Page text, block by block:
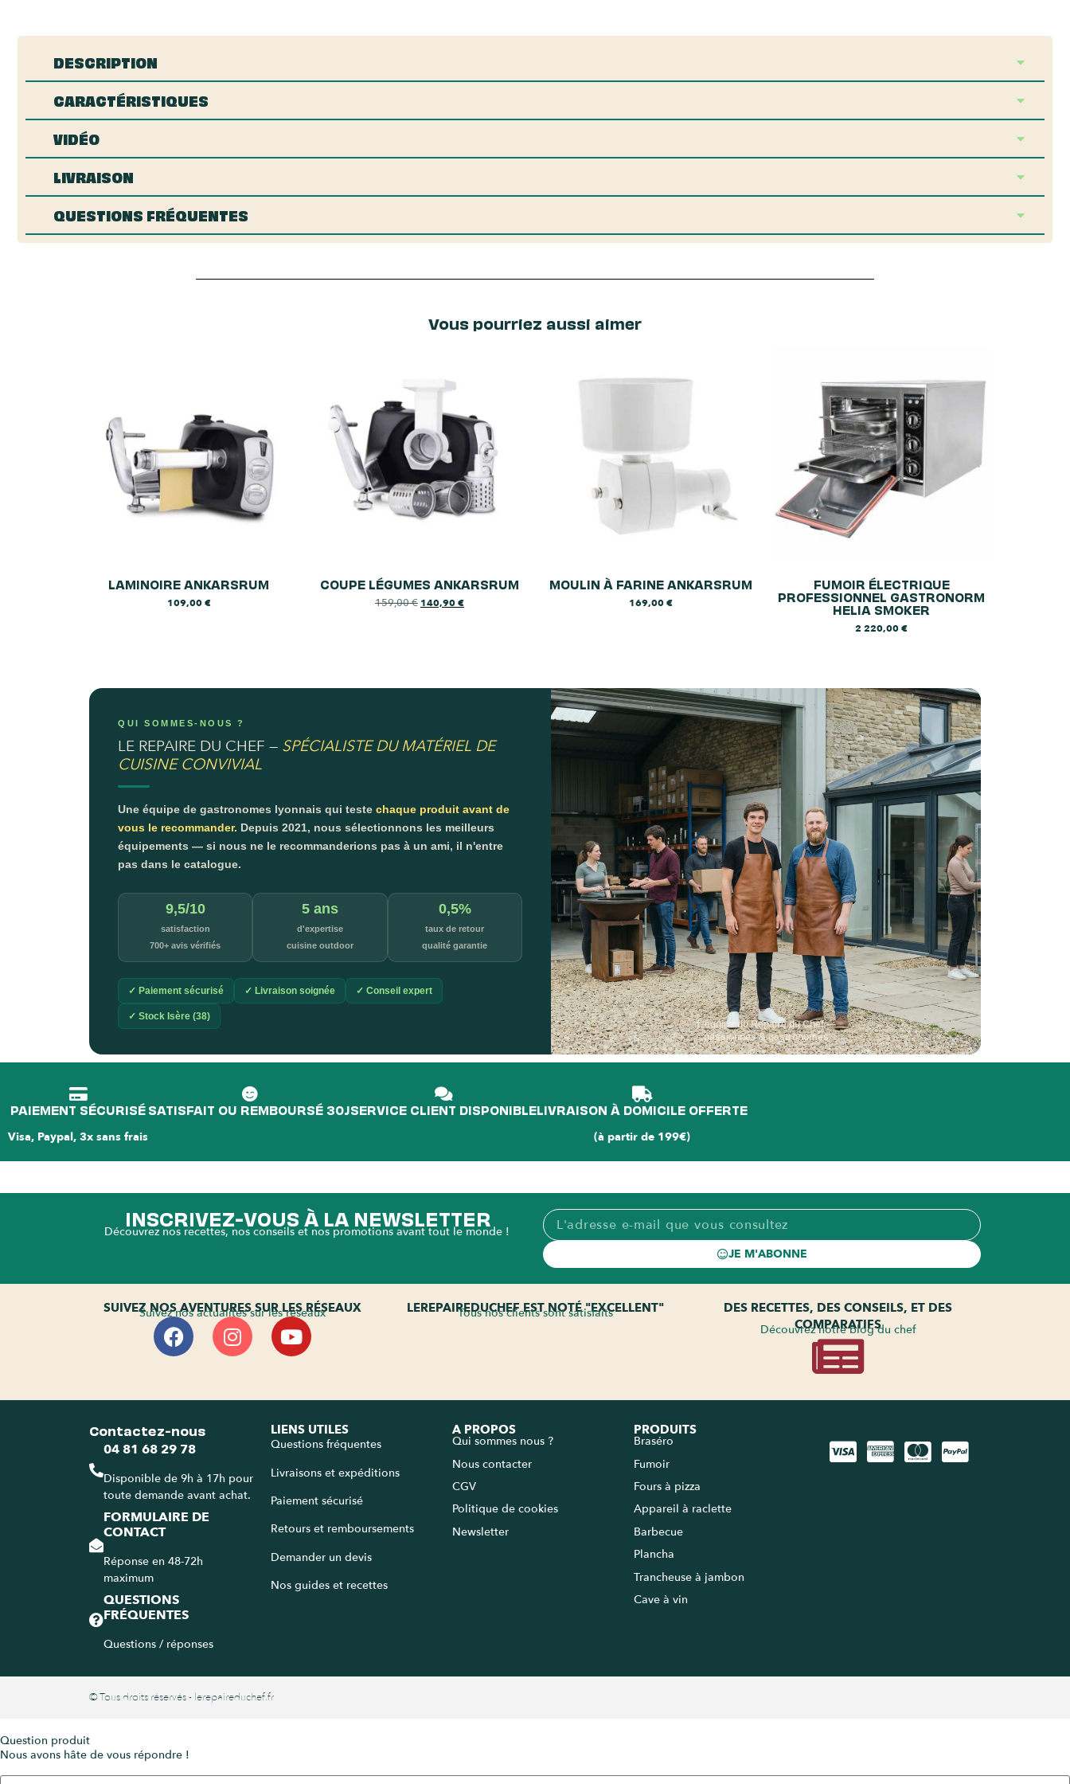
DESCRIPTION
CARACTÉRISTIQUES
VIDÉO
LIVRAISON
QUESTIONS FRÉQUENTES
Vous pourriez aussi aimer
LAMINOIRE ANKARSRUM
109,00€
COUPE LÉGUMES ANKARSRUM
159,00€ 140,90€
MOULIN À FARINE ANKARSRUM
169,00€
FUMOIR ÉLECTRIQUE
PROFESSIONNEL GASTRONORM
HELIA SMOKER
2 220,00€
QUI SOMMES-NOUS ?
LE REPAIRE DU CHEF — SPÉCIALISTE DU MATÉRIEL DE
CUISINE CONVIVIAL
Une équipe de gastronomes lyonnais qui teste chaque produit avant de
vous le recommander. Depuis 2021, nous sélectionnons les meilleurs
équipements — si nous ne le recommanderions pas à un ami, il n'entre
pas dans le catalogue.
9,5/10
satisfaction
700+ avis vérifiés
5 ans
d'expertise
cuisine outdoor
0,5%
taux de retour
qualité garantie
✓ Paiement sécurisé ✓ Livraison soignée ✓ Conseil expert
✓ Stock Isère (38)
L'équipe du Repaire du Chef —
passionnés & gastronomes
PAIEMENT SÉCURISÉ
Visa, Paypal, 3x sans frais
SATISFAIT OU REMBOURSÉ 30JSERVICE CLIENT DISPONIBLELIVRAISON À DOMICILE OFFERTE
(à partir de 199€)
INSCRIVEZ-VOUS À LA NEWSLETTER
Découvrez nos recettes, nos conseils et nos promotions avant tout le monde !
JE M'ABONNE
SUIVEZ NOS AVENTURES SUR LES RÉSEAUX
Suivez nos actualités sur les réseaux LEREPAIREDUCHEF EST NOTÉ "EXCELLENT"
Tous nos clients sont satisfaits
DES RECETTES, DES CONSEILS, ET DES
COMPARATIFS
Découvrez notre blog du chef
Contactez-nous
04 81 68 29 78
Disponible de 9h à 17h pour
toute demande avant achat.
FORMULAIRE DE
CONTACT
Réponse en 48-72h
maximum
QUESTIONS
FRÉQUENTES
Questions / réponses
LIENS UTILES
Questions fréquentes
Livraisons et expéditions
Paiement sécurisé
Retours et remboursements
Demander un devis
Nos guides et recettes
A PROPOS
Qui sommes nous ?
Nous contacter
CGV
Politique de cookies
Newsletter
PRODUITS
Braséro
Fumoir
Fours à pizza
Appareil à raclette
Barbecue
Plancha
Trancheuse à jambon
Cave à vin
© Tous droits réservés - lerepaireduchef.fr
Question produit
Nous avons hâte de vous répondre !